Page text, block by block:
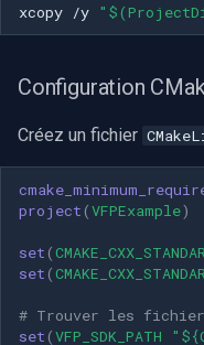
xcopy /y
Configuration
Créez un fichier
project (VFPExample)
set (
set (
# Trouver les
set (VFP_SDK_PATH